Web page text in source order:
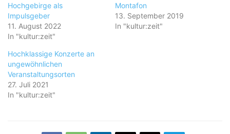
Hochgebirge als
Impulsgeber
11. August 2022
In "kultur:zeit"
Montafon
13. September 2019
In "kultur:zeit"
Hochklassige Konzerte an
ungewöhnlichen
Veranstaltungsorten
27. Juli 2021
In "kultur:zeit"